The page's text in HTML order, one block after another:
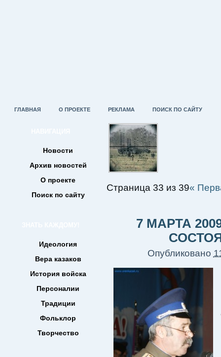
ГЛАВНАЯ О ПРОЕКТЕ РЕКЛАМА ПОИСК ПО САЙТУ
Новости
Архив новостей
О проекте
Поиск по сайту
Идеология
Вера казаков
История войска
Персоналии
Традиции
Фольклор
Творчество
Страница 33 из 39«
7 МАРТА
Опубликовано